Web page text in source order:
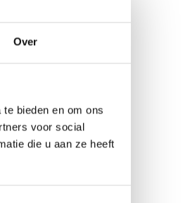
Over
bieden en om ons
voor social
die u aan ze heeft